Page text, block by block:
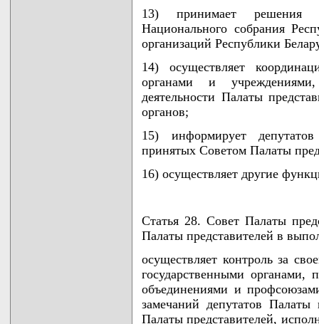
13) принимает решения
Национального собрания
организаций Республики
14) осуществляет
органами и
деятельности Палаты
органов;
15) информирует
принятых Советом Палаты
16) осуществляет другие
Статья 28. Совет Палаты
Палаты представителей в
осуществляет контроль за
государственными органами,
объединениями и
замечаний депутатов Палаты
Палаты представителей,